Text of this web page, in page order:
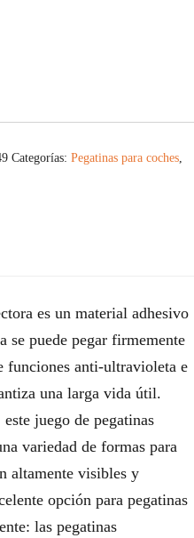
Categorías: Pegatinas para coches,
es un material adhesivo
se puede pegar firmemente
funciones anti-ultravioleta e
una larga vida útil.
juego de pegatinas
variedad de formas para
altamente visibles y
opción para pegatinas
las pegatinas